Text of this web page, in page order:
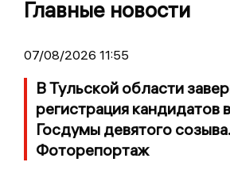
Главные новости
07/08/2026 11:55
В Тульской области
регистрация кандидатов
Госдумы девятого созыва.
Фоторепортаж